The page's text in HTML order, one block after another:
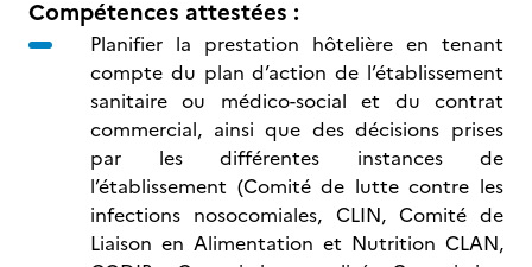
Compétences attestées :
Planifier la prestation hôtelière en tenant
compte du plan d’action de l’établissement
sanitaire ou médico-social et du contrat
commercial, ainsi que des décisions prises
par les différentes instances de
l’établissement (Comité de lutte contre les
infections nosocomiales, CLIN, Comité de
Liaison en Alimentation et Nutrition CLAN,